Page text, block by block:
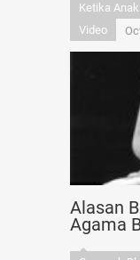
Ketika
Video
Alasan
Agama